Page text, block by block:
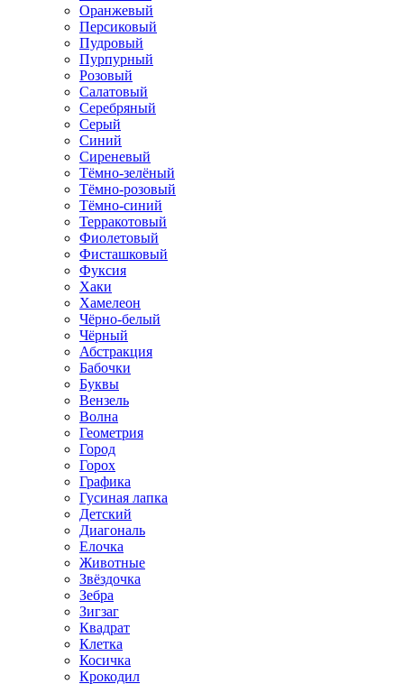
Оранжевый
Персиковый
Пудровый
Пурпурный
Розовый
Салатовый
Серебряный
Серый
Синий
Сиреневый
Тёмно-зелёный
Тёмно-розовый
Тёмно-синий
Терракотовый
Фиолетовый
Фисташковый
Фуксия
Хаки
Хамелеон
Чёрно-белый
Чёрный
Абстракция
Бабочки
Буквы
Вензель
Волна
Геометрия
Город
Горох
Графика
Гусиная лапка
Детский
Диагональ
Елочка
Животные
Звёздочка
Зебра
Зигзаг
Квадрат
Клетка
Косичка
Крокодил